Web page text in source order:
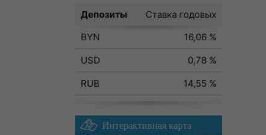
Депозиты
Ставка годовых
BYN
16,06 %
USD
0,78 %
RUB
14,55 %
Интерактивная карта